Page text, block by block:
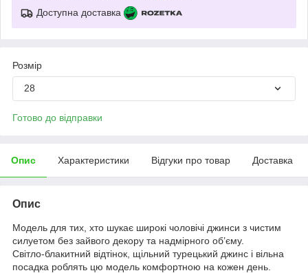
Доступна доставка
Розмір
28
Готово до відправки
Опис Характеристики Відгуки про товар Доставка
Опис
Модель для тих, хто шукає широкі чоловічі джинси з чистим
силуетом без зайвого декору та надмірного об’єму.
Світло-блакитний відтінок, щільний турецький джинс і вільна
посадка роблять цю модель комфортною на кожен день.